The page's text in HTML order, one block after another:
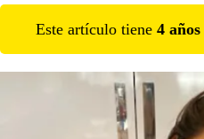
Este artículo tiene 4 años